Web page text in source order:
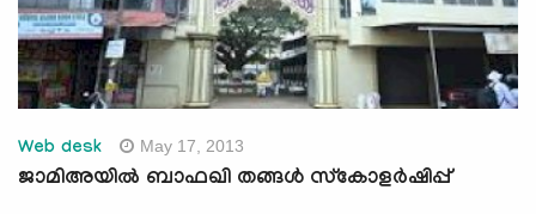
Web desk May 17, 2013
ജാമിഅയില്‍ ബാഫഖി തങ്ങള്‍ സ്കോളര്‍ഷിപ്പ്